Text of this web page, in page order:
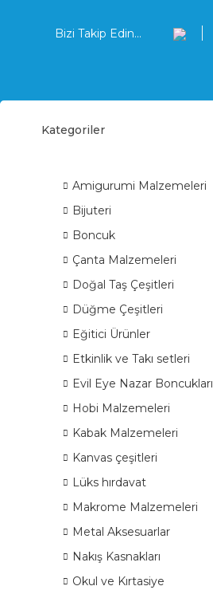
Bizi Takip Edin...
Kategoriler
ÜRÜN GRUPLARI
Amigurumi Malzemeleri
Bijuteri
Boncuk
Çanta Malzemeleri
Doğal Taş Çeşitleri
Düğme Çeşitleri
Eğitici Ürünler
Etkinlik ve Takı setleri
Evil Eye Nazar Boncukları
Hobi Malzemeleri
Kabak Malzemeleri
Kanvas çeşitleri
Lüks hırdavat
Makrome Malzemeleri
Metal Aksesuarlar
Nakış Kasnakları
Okul ve Kırtasiye